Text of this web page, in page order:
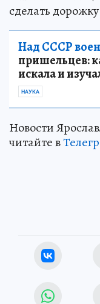
сделать
Над СССР
пришельцев:
искала и
НАУКА
Новости
читайте в